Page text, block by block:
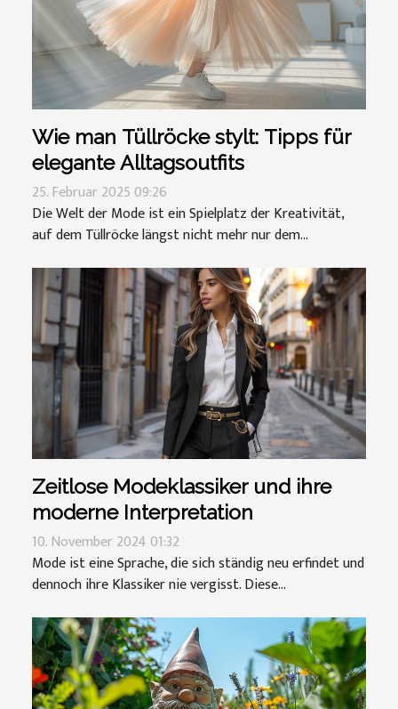
Wie man Tüllröcke stylt: Tipps für
elegante Alltagsoutfits
25. Februar 2025 09:26
Die Welt der Mode ist ein Spielplatz der Kreativität,
auf dem Tüllröcke längst nicht mehr nur dem...
Zeitlose Modeklassiker und ihre
moderne Interpretation
10. November 2024 01:32
Mode ist eine Sprache, die sich ständig neu erfindet und
dennoch ihre Klassiker nie vergisst. Diese...